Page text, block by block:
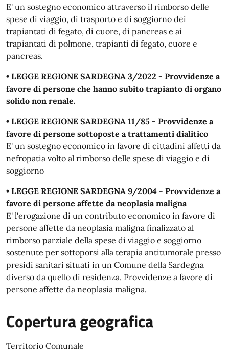
E' un sostegno economico attraverso il rimborso delle
spese di viaggio, di trasporto e di soggiorno dei
trapiantati di fegato, di cuore, di pancreas e ai
trapiantati di polmone, trapianti di fegato, cuore e
pancreas.
• LEGGE REGIONE SARDEGNA 3/2022 - Provvidenze a
favore di persone che hanno subito trapianto di organo
solido non renale.
• LEGGE REGIONE SARDEGNA 11/85 - Provvidenze a
favore di persone sottoposte a trattamenti dialitico
E' un sostegno economico in favore di cittadini affetti da
nefropatia volto al rimborso delle spese di viaggio e di
soggiorno
• LEGGE REGIONE SARDEGNA 9/2004 - Provvidenze a
favore di persone affette da neoplasia maligna
E' l'erogazione di un contributo economico in favore di
persone affette da neoplasia maligna finalizzato al
rimborso parziale della spese di viaggio e soggiorno
sostenute per sottoporsi alla terapia antitumorale presso
presidi sanitari situati in un Comune della Sardegna
diverso da quello di residenza. Provvidenze a favore di
persone affette da neoplasia maligna.
Copertura geografica
Territorio Comunale